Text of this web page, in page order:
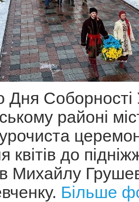
Дня Соборності
районі
квітів до
Михайлу
Більше